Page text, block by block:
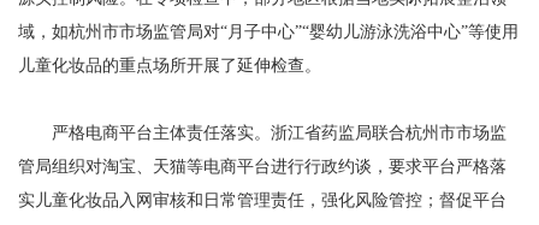
域，如杭州市市场监管局对“月子中心”“婴幼儿游泳洗浴中心”等使用
儿童化妆品的重点场所开展了延伸检查。
严格电商平台主体责任落实。浙江省药监局联合杭州市市场监
管局组织对淘宝、天猫等电商平台进行行政约谈，要求平台严格落
实儿童化妆品入网审核和日常管理责任，强化风险管控；督促平台